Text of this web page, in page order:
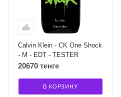
Calvin Klein - CK One Shock
- M - EDT - TESTER
20670 тенге
В КОРЗИНУ